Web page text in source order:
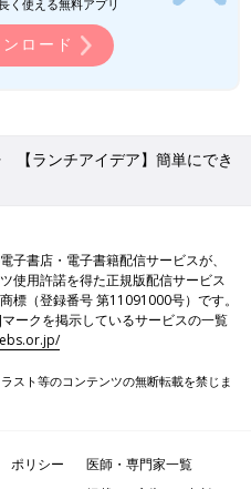
く使える無料アプリ
ロード
【ランチアイデア】簡単にでき
子書店・電子書籍配信サービスが、
使用許諾を得た正規版配信サービス
標（登録番号 第11091000号）です。
マークを掲示しているサービスの一覧
スト等のコンテンツの無断転載を禁じま
ポリシー
医師・専門家一覧